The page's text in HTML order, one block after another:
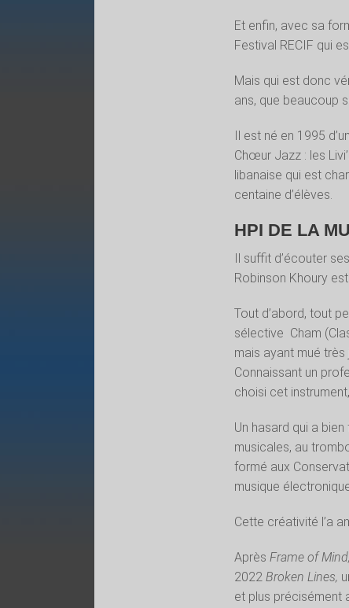
Et enfin, avec sa
Festival RECIF qui
Mais qui est donc
ans, que beaucoup
Il est né en 1995
Chœur Jazz : les
libanaise qui est
centaine d’élèves.
HPI DE LA
Il suffit d’écouter
Robinson Khoury
Tout d’abord, tout
sélective Cham
mais ayant mué très
Connaissant un
choisi cet
Un hasard qui a
musicales, au
formé aux
musique
Cette créativité l’a
AprèsFrame of Mind,
2022Broken Lines,
et plus précisément